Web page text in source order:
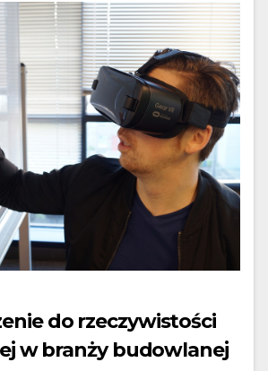
do rzeczywistości
w branży budowlanej